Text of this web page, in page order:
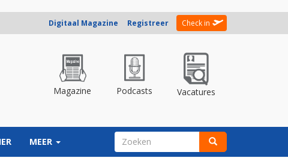
Digitaal Magazine Registreer Check in
Magazine Podcasts Vacatures
MEER ZOEKVELD